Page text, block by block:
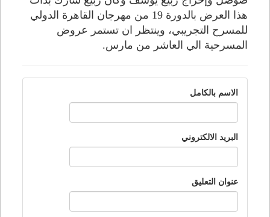
هذا العرض بالدورة 19 من مهرجان القاهرة الدولي
للمسرح التجريبي، وينتظر ان تستمر عروض
المسرحية الي العاشر من مارس.
الاسم بالكامل
البريد الالكتروني
عنوان التعليق